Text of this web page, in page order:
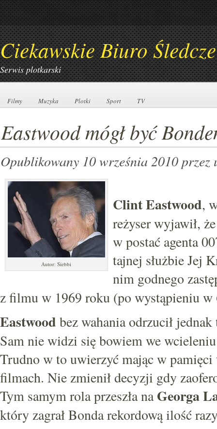
Ciekawskie Biuro Śledcze
Serwis plotkarski
Filmy
Filmy Muzyka
Muzyka Plotki
Plotki Sport
Sport TV
TV
Eastwood mógł być
Opublikowany 10 września 2010przez
Autor: Siebbi
Clint Eastwood,
reżyser wyjawił,
w postać agenta
tajnej służbie Jej
nim godnego
z filmu w 1969 roku (po wystąpieniu
Eastwood bez wahania odrzucił
Sam nie widzi się bowiem we
Trudno w to uwierzyć mając w
filmach. Nie zmienił decyzji gdy
Tym samym rola przeszła naGeorga
który zagrał Bonda rekordową ilość